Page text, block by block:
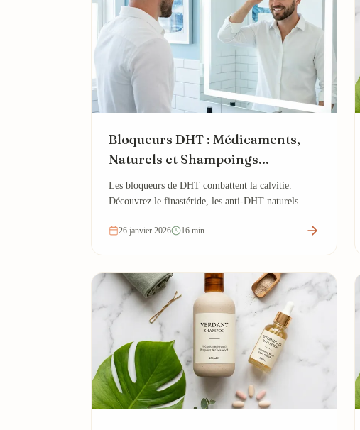
Bloqueurs DHT : Médicaments,
Naturels et Shampoings...
Les bloqueurs de DHT combattent la calvitie.
Découvrez le finastéride, les anti-DHT naturels
efficacité...
26 janvier 2026 16 min